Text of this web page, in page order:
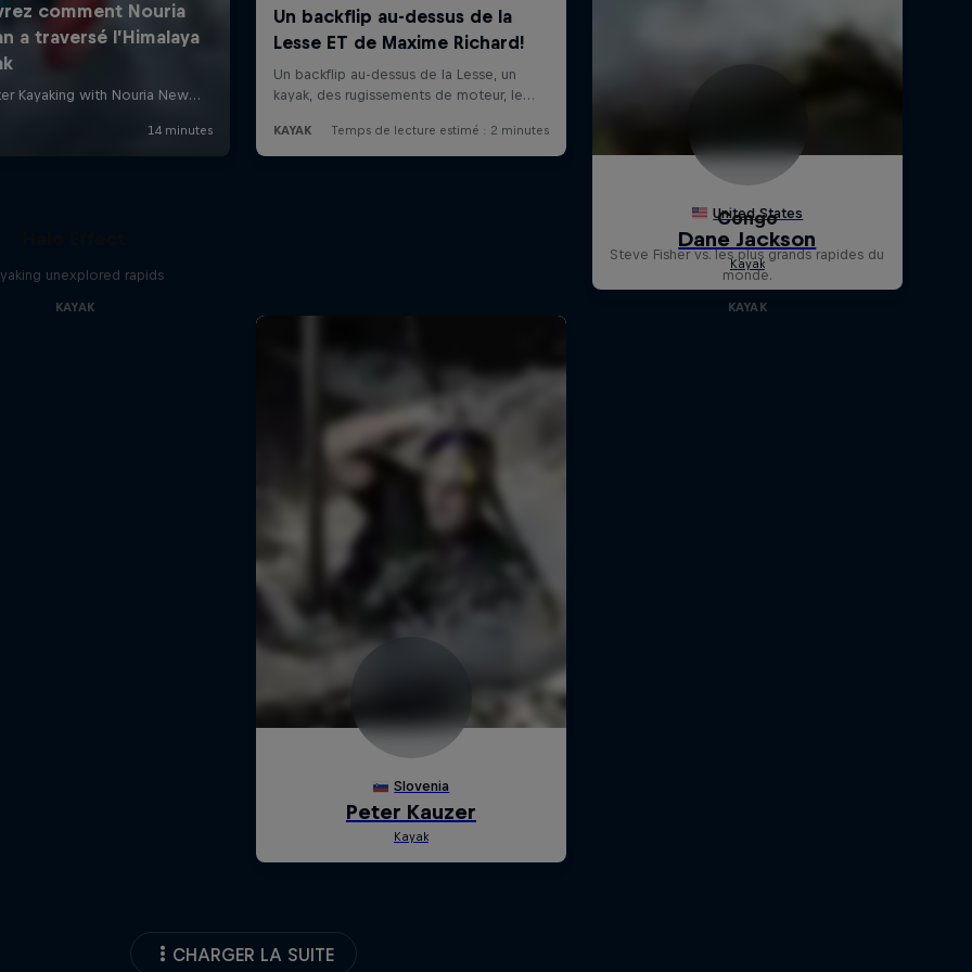
unexplored rapids
KAYAK
Congo
Steve Fisher vs. les plus grands rapides du
monde.
KAYAK
CHARGER LA SUITE